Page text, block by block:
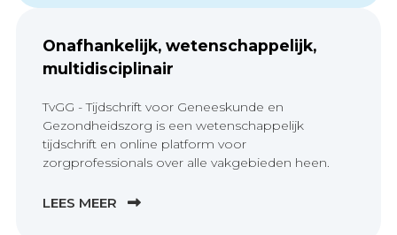
Onafhankelijk, wetenschappelijk,
multidisciplinair
TvGG - Tijdschrift voor Geneeskunde en
Gezondheidszorg is een wetenschappelijk
tijdschrift en online platform voor
zorgprofessionals over alle vakgebieden heen.
LEES MEER